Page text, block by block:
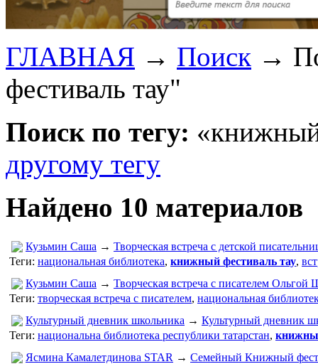
ГЛАВНАЯ → Поиск →
фестиваль тау"
Поиск по тегу: «книжный
другому тегу
Найдено 10 материалов
Кузьмин Саша → Творческая встреча с детской
Теги: национальная библиотека, книжный фестиваль тау,
Кузьмин Саша → Творческая встреча с писателем
Теги: творческая встреча с писателем, национальная
Культурный дневник школьника → Культурный дневник
Теги: национальна библиотека республики татарстан,
Ясмина Камалетдинова STAR → Семейный Книжный